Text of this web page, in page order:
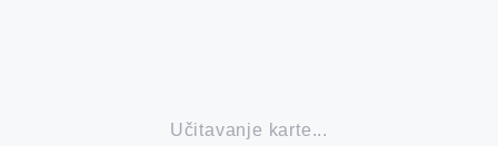
Učitavanje karte...